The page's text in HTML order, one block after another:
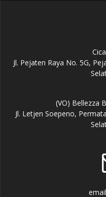
Jl. Pejaten Raya No. 5G,
(VO) Bellezza
Jl. Letjen Soepeno,